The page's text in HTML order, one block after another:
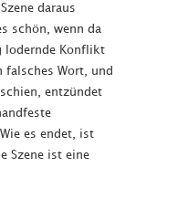
daraus
schön, wenn da
lodernde Konflikt
falsches Wort, und
entzündet
es endet, ist
Szene ist eine